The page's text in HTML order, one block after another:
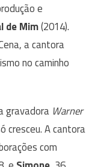
e
de Mim(2014).
a cantora
no caminho
gravadora Warner
cresceu. A cantora
com